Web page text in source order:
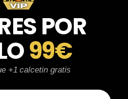
avisan si hay algún problema con el
perfecto con caja original y
Recomendable 100%.
POR
99€
+1 calcetin gratis